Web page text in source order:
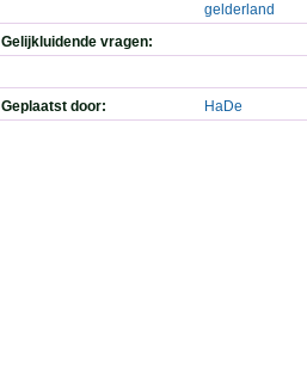
gelderland
Gelijkluidende vragen:
Geplaatst door: HaDe